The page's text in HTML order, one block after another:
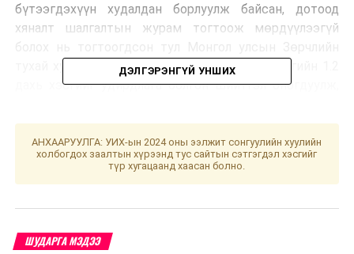
бүтээгдэхүүн худалдан борлуулж байсан, дотоод
хяналт шалгалтын журам тогтоож мөрдүүлээгүй
тухай хуулийн 11.2 дугаар зүйлийн 1 дэх хэсгийн 1.2
дахь хэсгийг удирдлага болгон шийтгэл оногдуулж,
214.670 төгрөгийн хүнсний бүтээгдэхүүнийг улсын
ахлах байцаагчийн актаар хураан авч устгуулахаар
Нийслэлийн зөвлөлд шилжүүлж ажиллалаа.
ДЭЛГЭРЭНГҮЙ УНШИХ
АНХААРУУЛГА: УИХ-ын 2024 оны ээлжит сонгуулийн хуулийн
холбогдох заалтын хүрээнд тус сайтын сэтгэгдэл хэсгийг
түр хугацаанд хаасан болно.
ШУДАРГА МЭДЭЭ